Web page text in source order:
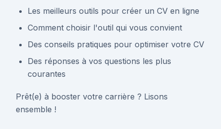
Les meilleurs outils pour créer un CV en ligne
Comment choisir l'outil qui vous convient
Des conseils pratiques pour optimiser votre CV
Des réponses à vos questions les plus
courantes
Prêt(e) à booster votre carrière ? Lisons
ensemble !